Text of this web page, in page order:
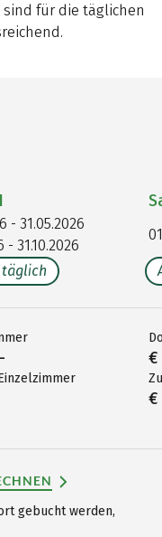
für die täglichen
- 31.05.2026
- 31.10.2026
täglich
€
€
gebucht werden,